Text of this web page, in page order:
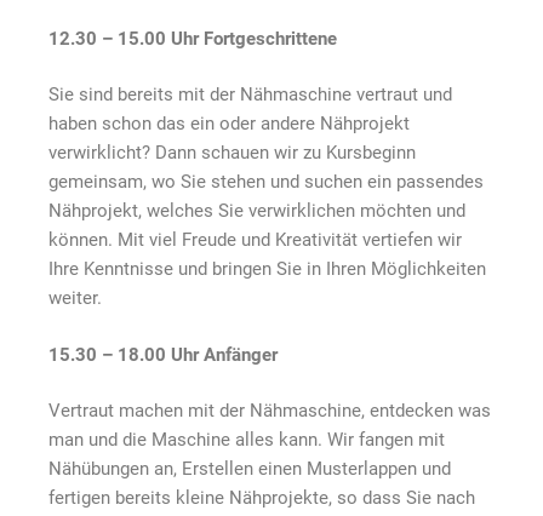
12.30 – 15.00 Uhr Fortgeschrittene
Sie sind bereits mit der Nähmaschine vertraut und
haben schon das ein oder andere Nähprojekt
verwirklicht? Dann schauen wir zu Kursbeginn
gemeinsam, wo Sie stehen und suchen ein passendes
Nähprojekt, welches Sie verwirklichen möchten und
können. Mit viel Freude und Kreativität vertiefen wir
Ihre Kenntnisse und bringen Sie in Ihren Möglichkeiten
weiter.
15.30 – 18.00 Uhr Anfänger
Vertraut machen mit der Nähmaschine, entdecken was
man und die Maschine alles kann. Wir fangen mit
Nähübungen an, Erstellen einen Musterlappen und
fertigen bereits kleine Nähprojekte, so dass Sie nach